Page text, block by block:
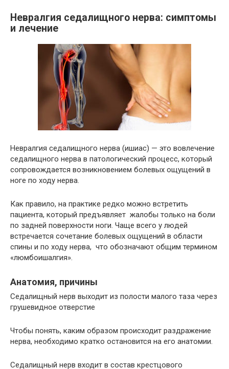
Невралгия седалищного нерва: симптомы
и лечение
Невралгия седалищного нерва (ишиас) — это вовлечение
седалищного нерва в патологический процесс, который
сопровождается возникновением болевых ощущений в
ноге по ходу нерва.
Как правило, на практике редко можно встретить
пациента, который предъявляет жалобы только на боли
по задней поверхности ноги. Чаще всего у людей
встречается сочетание болевых ощущений в области
спины и по ходу нерва, что обозначают общим термином
«люмбоишалгия».
Анатомия, причины
Седалищный нерв выходит из полости малого таза через
грушевидное отверстие
Чтобы понять, каким образом происходит раздражение
нерва, необходимо кратко остановится на его анатомии.
Седалищный нерв входит в состав крестцового